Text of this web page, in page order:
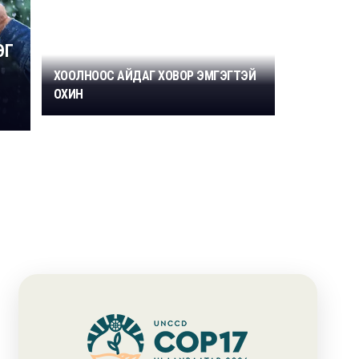
ХООЛНООС АЙДАГ ХОВОР ЭМГЭГТЭЙ
ОХИН